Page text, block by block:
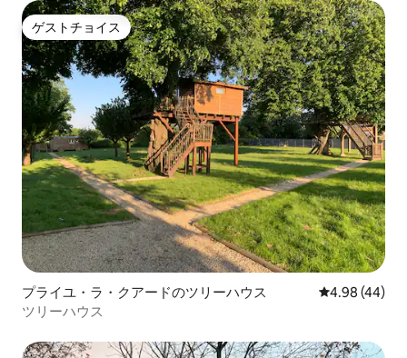
ゲストチョイス
ゲストチョイス
プライユ・ラ・クアードのツリーハウス レビュー44
4.98 (44)
ツリーハウス